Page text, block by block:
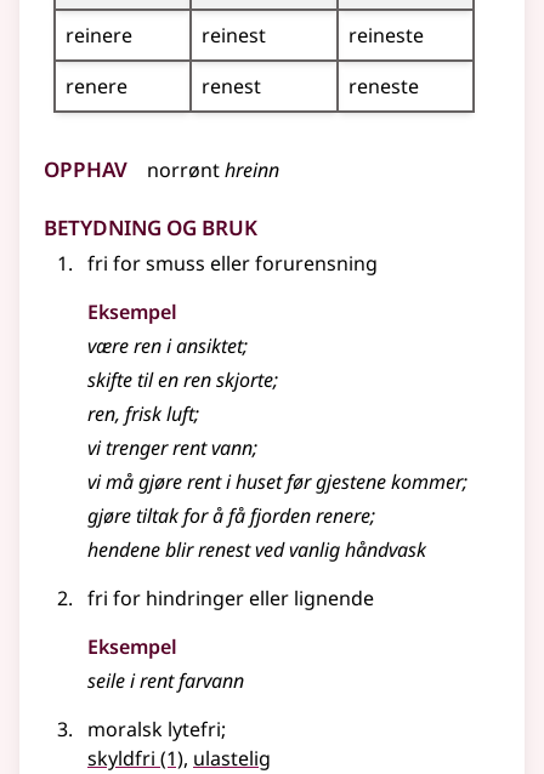
reinere
reinest
reineste
renere
renest reneste
Opphav norrønthreinn
Betydning og bruk
fri for smuss eller forurensning
Eksempel
værereni ansiktet;
skifte til en ren skjorte;
ren, frisk luft;
vi trenger rent vann;
vi må gjøre rent i huset før gjestene kommer;
gjøre tiltak for å få fjorden renere;
hendene blir renest ved vanlig håndvask
fri for hindringereller lignende
Eksempel
seile i rent farvann
moralsk lytefri;
skyldfri (1), ulastelig